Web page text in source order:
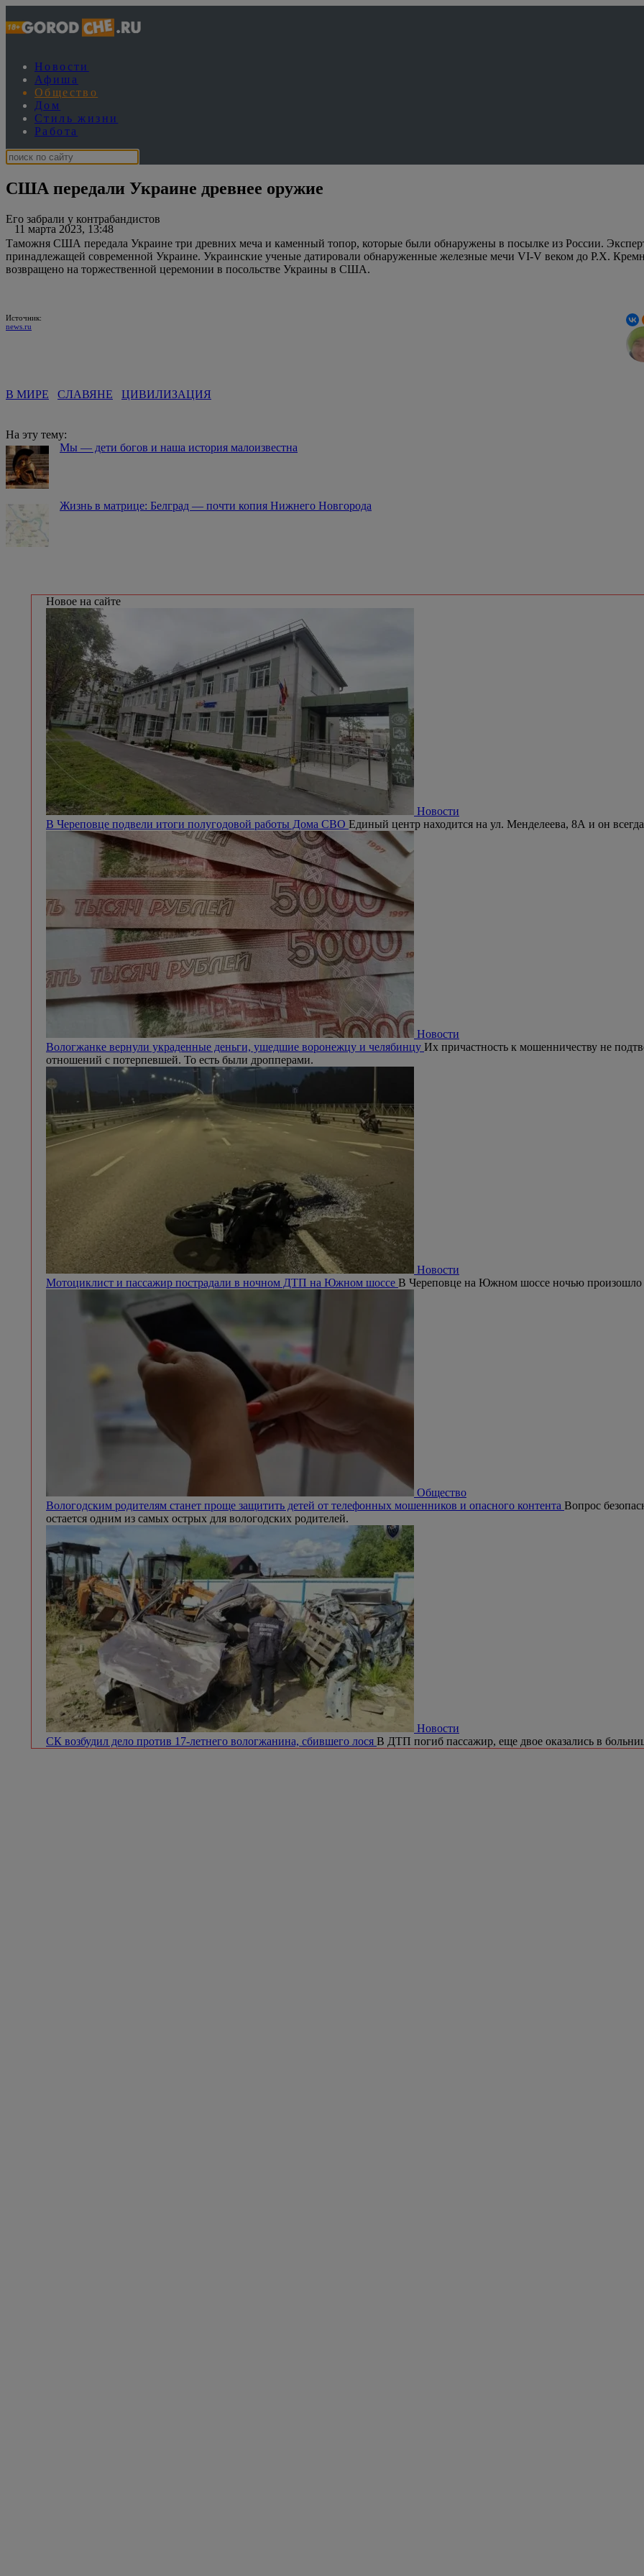
Новости
Афиша
Общество
Дом
Стиль жизни
Работа
США передали Украине древнее оружие
11 марта 2023, 13:48
Его забрали у контрабандистов
Таможня США передала Украине три древних меча и каменный топор, которые были обнаружены в посылке из России.
принадлежащей современной Украине. Украинские ученые датировали обнаруженные железные мечи VI-V веком до Р.Х.
возвращено на торжественной церемонии в посольстве Украины в США.
Источник:
news.ru
В МИРЕ СЛАВЯНЕ ЦИВИЛИЗАЦИЯ
На эту тему:
Мы — дети богов и наша история малоизвестна
Жизнь в матрице: Белград — почти копия Нижнего Новгорода
Новое на сайте
Новости
В Череповце подвели итоги полугодовой работы Дома СВО Единый центр находится на ул. Менделеева, 8А и он
Новости
Вологжанке вернули украденные деньги, ушедшие воронежцу и челябинцу Их причастность к мошенничеству не
отношений с потерпевшей. То есть были дропперами.
Новости
Мотоциклист и пассажир пострадали в ночном ДТП на Южном шоссе В Череповце на Южном шоссе ночью произошло
Общество
Вологодским родителям станет проще защитить детей от телефонных мошенников и опасного контента Вопрос
остается одним из самых острых для вологодских родителей.
Новости
СК возбудил дело против 17-летнего вологжанина, сбившего лося В ДТП погиб пассажир, еще двое оказались в